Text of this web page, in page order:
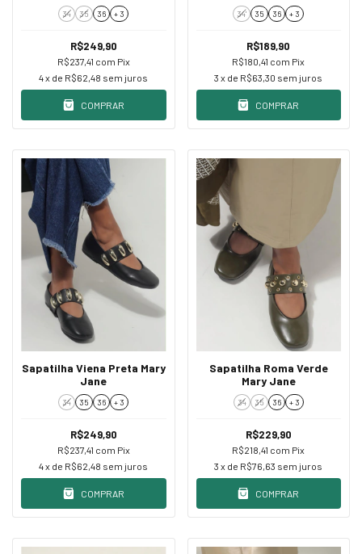
34 35 36 + 3
R$249,90
R$237,41 com Pix
4x de R$62,48 sem juros
COMPRAR
34' 35 36 + 3
R$189,90
R$180,41 com Pix
3 x de R$63,30 sem juros
COMPRAR
Sapatilha Viena Preta Mary
Jane
34 35 36 + 3
R$249,90
R$237,41 com Pix
4x de R$62,48 sem juros
COMPRAR
Sapatilha Roma Verde
Mary Jane
34 35 36 + 3
R$229,90
R$218,41 com Pix
3 x de R$76,63 sem juros
COMPRAR